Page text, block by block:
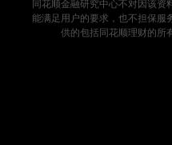
同花顺金融研究中心不对因该
能满足用户的要求，也不担保服
供的包括同花顺理财的所